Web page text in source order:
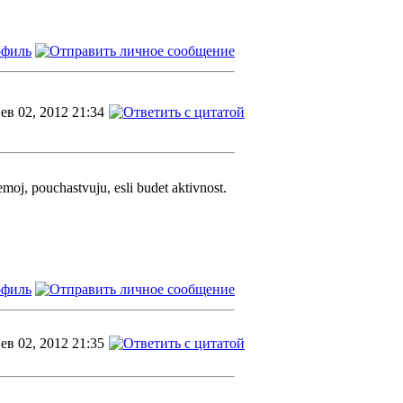
02, 2012 21:34
pouchastvuju, esli budet aktivnost.
02, 2012 21:35